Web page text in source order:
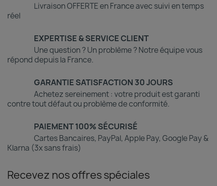
Livraison OFFERTE en France avec suivi en temps
réel
EXPERTISE & SERVICE CLIENT
Une question ? Un problème ? Notre équipe vous
répond depuis la France.
GARANTIE SATISFACTION 30 JOURS
Achetez sereinement : votre produit est garanti
contre tout défaut ou problème de conformité.
PAIEMENT 100% SÉCURISÉ
Cartes Bancaires, PayPal, Apple Pay, Google Pay &
Klarna (3x sans frais)
Recevez nos offres spéciales